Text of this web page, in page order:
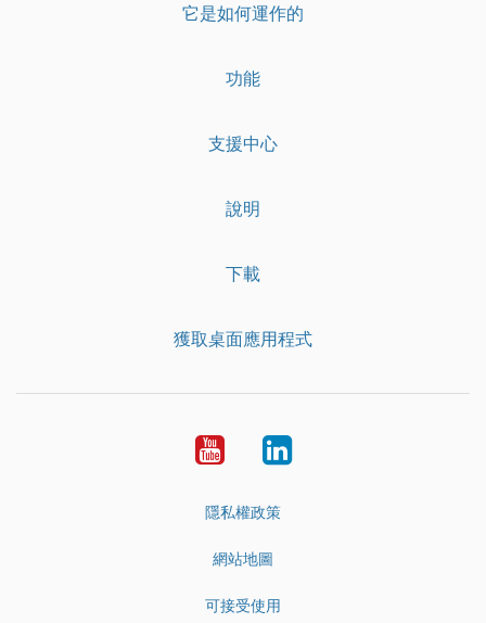
它是如何運作的
功能
支援中心
說明
下載
獲取桌面應用程式
YouTubeLinkedIn
隱私權政策
網站地圖
可接受使用